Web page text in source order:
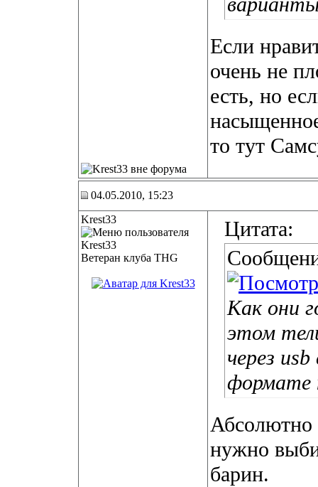
Если
очень не
есть, но
то тут
04.05.2010, 15:23
Krest33
Ветеран клуба THG
Цитата:
Как они
этом
через
формате
Абсолютно
нужно
барин.